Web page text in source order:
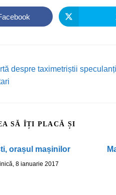
despre taximetriștii
SĂ ÎȚI PLACĂ ȘI
orașul mașinilor
8 ianuarie 2017